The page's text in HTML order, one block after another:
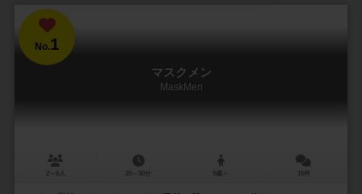
No.1
マスクメン
MaskMen
2～6人 20～30分 9歳～ 15件